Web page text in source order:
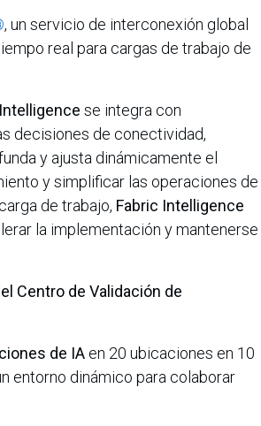
, un servicio de interconexión global
real para cargas de trabajo de
se integra con
decisiones de conectividad,
y ajusta dinámicamente el
y simplificar las operaciones de
de trabajo, Fabric Intelligence
la implementación y mantenerse
Centro de Validación de
de IA en 20 ubicaciones en 10
entorno dinámico para colaborar